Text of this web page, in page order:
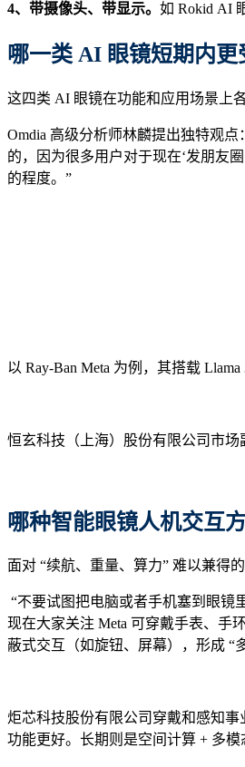
4、 带摄像头、 带显示。 如 Rokid AI
哪一类 AI 眼镜短期内更
这四类 AI 眼镜在功能和应用场景上
Omdia 高级分析师林麟提出独特观点：
的，因为很多用户对于现在‘发朋友
的程度。”
以 Ray-Ban Meta 为例，其搭载
恒玄科技（上海）股份有限公司市
哪种智能眼镜人机交互
面对 “续航、重量、算力” 难以兼得
“不要试图把电脑或者手机塞到眼镜
现在大家关注 Meta 可穿戴手表、手
蔽式交互（如旋钮、屏幕），形成 “
炬芯科技股份有限公司穿戴和感知
功能更好。长期则是空间计算 + 多